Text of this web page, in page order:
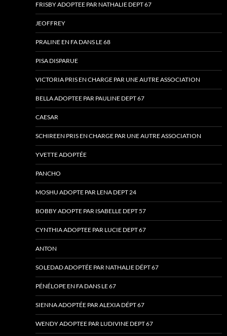
FRISBY ADOPTEE PAR NATHALIE DEPT 67
JEOFFREY
PRALINE EN FA DANS LE 68
PISA DISPARUE
VICTORIA PRIS EN CHARGE PAR UNE AUTRE ASSOCIATION
BELLA ADOPTEE PAR PAULINE DEPT 67
CAESAR
SCHIREEN PRIS EN CHARGE PAR UNE AUTRE ASSOCIATION
YVETTE ADOPTÉE
PANCHO
MOSHU ADOPTE PAR LENA DEPT 24
BOBBY ADOPTE PAR ISABELLE DEPT 57
CYNTHIA ADOPTEE PAR LUCIE DEPT 67
ANTON
SOLEDAD ADOPTÉE PAR NATHALIE DÉPT 67
PÉNÉLOPE EN FA DANS LE 67
SIENNA ADOPTÉE PAR ALEXIA DÉPT 67
WENDY ADOPTEE PAR LUDIVINE DEPT 67